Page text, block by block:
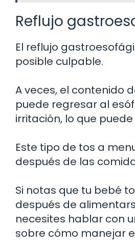
Reflujo
El reflujo
posible culpable.
A veces, el contenido
puede regresar al
irritación, lo que
Este tipo de tos a
después de las
Si notas que tu bebé
después de
necesites hablar con
sobre cómo manejar